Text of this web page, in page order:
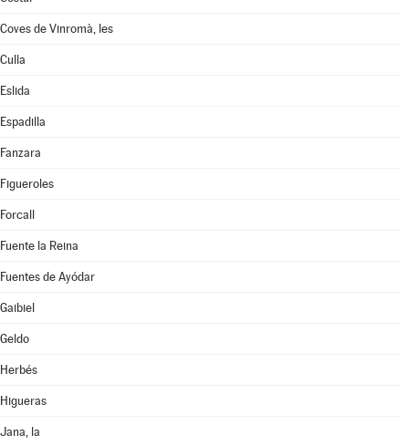
Coves de Vinromà, les
Culla
Eslida
Espadilla
Fanzara
Figueroles
Forcall
Fuente la Reina
Fuentes de Ayódar
Gaibiel
Geldo
Herbés
Higueras
Jana, la